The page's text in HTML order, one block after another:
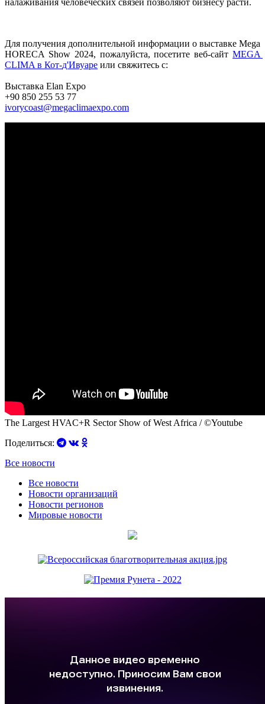
Для получения дополнительной информации о выставке Mega
HORECA Show 2024, пожалуйста, посетите веб-сайт MEGA
CLIMA в Кот-д'Ивуаре или свяжитесь с:
Выставка Elan Expo
+90 850 255 53 77
ivorycoast@megaclimaexpo.com
The Largest HVAC+R Sector Show of West Africa / ©Youtube
Поделиться:
Все новости
Все новости
Новости организаций
Новости регионов
Мировые новости